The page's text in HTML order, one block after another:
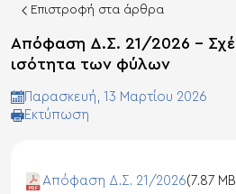
Επιστροφή στα άρθρα
Απόφαση Δ.Σ. 21/2026 –
ισότητα των φύλων
Παρασκευή, 13 Μαρτίου 2026
Eκτύπωση
Απόφαση Δ.Σ. 21/2026(7.87